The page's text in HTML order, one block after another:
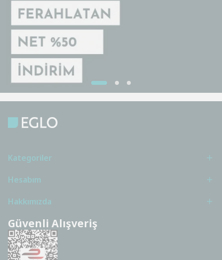
Kategoriler
Hesabım
Hakkımızda
Güvenli Alışveriş